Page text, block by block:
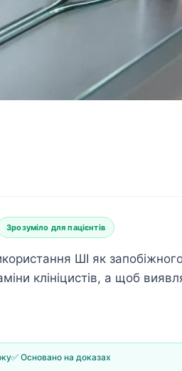
Зрозуміло для пацієнтів
ШІ як
клініцистів, а щоб
✅ Основано на доказах